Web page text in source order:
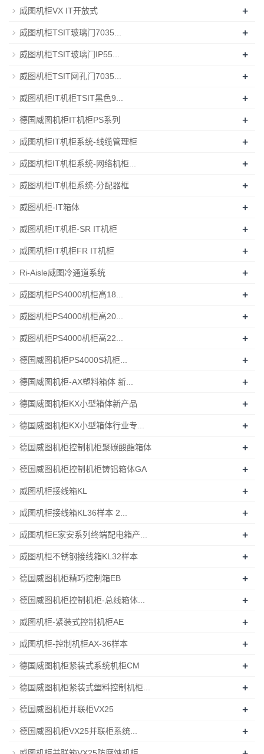
威图机柜VX IT开放式 +
威图机柜TSIT玻璃门7035... +
威图机柜TSIT玻璃门IP55... +
威图机柜TSIT网孔门7035... +
威图机柜IT机柜TSIT黑色9... +
德国威图机柜IT机柜PS系列 +
威图机柜IT机柜系统-线缆管理柜 +
威图机柜IT机柜系统-网络机柜... +
威图机柜IT机柜系统-分配器框 +
威图机柜-IT箱体 +
威图机柜IT机柜-SR IT机柜 +
威图机柜IT机柜FR IT机柜 +
Ri-Aisle威图冷通道系统 +
威图机柜PS4000机柜高18... +
威图机柜PS4000机柜高20... +
威图机柜PS4000机柜高22... +
德国威图机柜PS4000S机柜... +
德国威图机柜-AX塑料箱体 新... +
德国威图机柜KX小型箱体新产品 +
德国威图机柜KX小型箱体行业专... +
德国威图机柜控制机柜聚碳酸酯箱体 +
德国威图机柜控制机柜铸铝箱体GA +
威图机柜接线箱KL +
威图机柜接线箱KL36样本 2... +
威图机柜E家安系列终端配电箱产... +
威图机柜不锈钢接线箱KL32样本 +
德国威图机柜精巧控制箱EB +
德国威图机柜控制机柜-总线箱体... +
威图机柜-紧装式控制机柜AE +
威图机柜-控制机柜AX-36样本 +
德国威图机柜紧装式系统机柜CM +
德国威图机柜紧装式塑料控制机柜... +
德国威图机柜并联柜VX25 +
德国威图机柜VX25并联柜系统... +